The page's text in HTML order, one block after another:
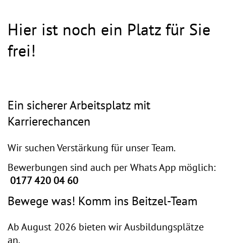
Hier ist noch ein Platz für Sie
frei!
Ein sicherer Arbeitsplatz mit
Karrierechancen
Wir suchen Verstärkung für unser Team.
Bewerbungen sind auch per Whats App möglich:
0177 420 04 60
Bewege was! Komm ins Beitzel-Team
Ab August 2026 bieten wir Ausbildungsplätze
an.